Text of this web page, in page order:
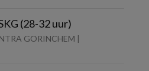
(28-32 uur)
GORINCHEM |